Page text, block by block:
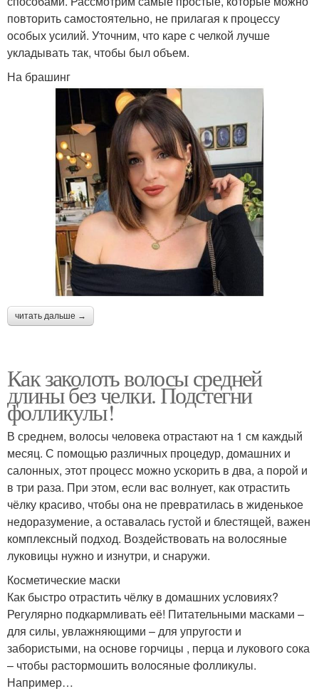
повторить самостоятельно, не прилагая к процессу
особых усилий. Уточним, что каре с челкой лучше
укладывать так, чтобы был объем.
На брашинг
читать дальше →
Как заколоть волосы средней
длины без челки. Подстегни
фолликулы!
В среднем, волосы человека отрастают на 1 см каждый
месяц. С помощью различных процедур, домашних и
салонных, этот процесс можно ускорить в два, а порой и
в три раза. При этом, если вас волнует, как отрастить
чёлку красиво, чтобы она не превратилась в жиденькое
недоразумение, а оставалась густой и блестящей, важен
комплексный подход. Воздействовать на волосяные
луковицы нужно и изнутри, и снаружи.
Косметические маски
Как быстро отрастить чёлку в домашних условиях?
Регулярно подкармливать её! Питательными масками –
для силы, увлажняющими – для упругости и
забористыми, на основе горчицы , перца и лукового сока
– чтобы растормошить волосяные фолликулы.
Например…